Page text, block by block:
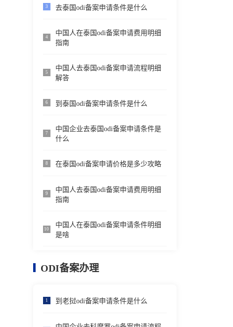
3 去泰国odi备案申请条件是什么
4
中国人在泰国odi备案申请费用明细
指南
5
中国人去泰国odi备案申请流程明细
解答
6 到泰国odi备案申请条件是什么
7
中国企业去泰国odi备案申请条件是
什么
8 在泰国odi备案申请价格是多少攻略
9
中国人去泰国odi备案申请费用明细
指南
10
中国人在泰国odi备案申请条件明细
是啥
ODI备案办理
1 到老挝odi备案申请条件是什么